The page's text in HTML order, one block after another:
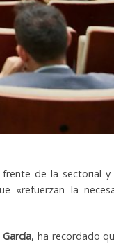
de la sectorial
«refuerzan la
, ha recordado